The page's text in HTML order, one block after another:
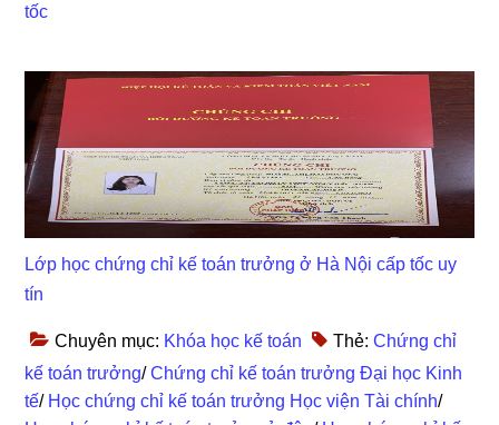
tốc
Lớp học chứng chỉ kế toán trưởng ở Hà Nội cấp tốc uy
tín
Chuyên mục: Khóa học kế toán Thẻ:Chứng chỉ
kế toán trưởng/Chứng chỉ kế toán trưởng Đại học Kinh
tế/ Học chứng chỉ kế toán trưởng Học viện Tài chính/